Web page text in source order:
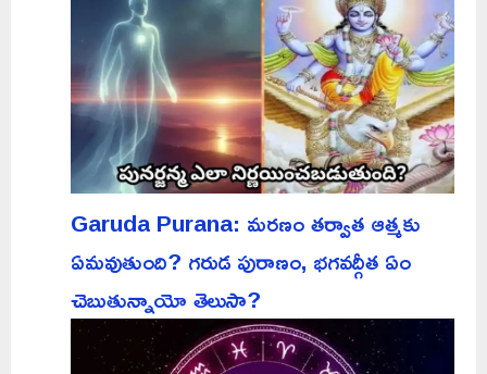
Garuda Purana: మరణం తర్వాత ఆత్మకు
ఏమవుతుంది? గరుడ పురాణం, భగవద్గీత ఏం
చెబుతున్నాయో తెలుసా?